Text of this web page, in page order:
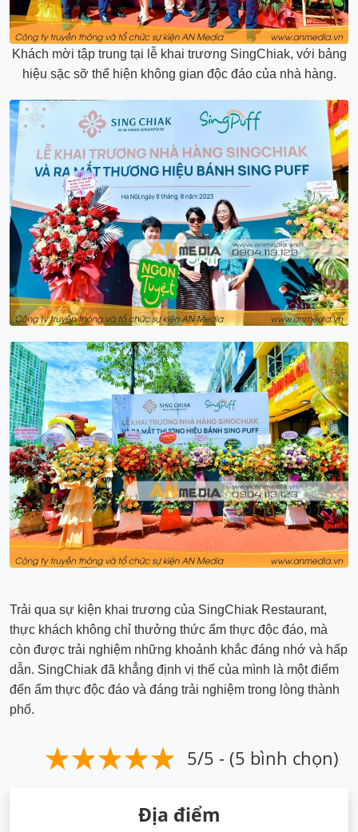
Khách mời tập trung tại lễ khai trương SingChiak, với bảng
hiệu sặc sỡ thể hiện không gian độc đáo của nhà hàng.
Trải qua sự kiện khai trương của SingChiak Restaurant,
thực khách không chỉ thưởng thức ẩm thực độc đáo, mà
còn được trải nghiệm những khoảnh khắc đáng nhớ và hấp
dẫn. SingChiak đã khẳng định vị thế của mình là một điểm
đến ẩm thực độc đáo và đáng trải nghiệm trong lòng thành
phố.
5/5 - (5 bình chọn)
Địa điểm